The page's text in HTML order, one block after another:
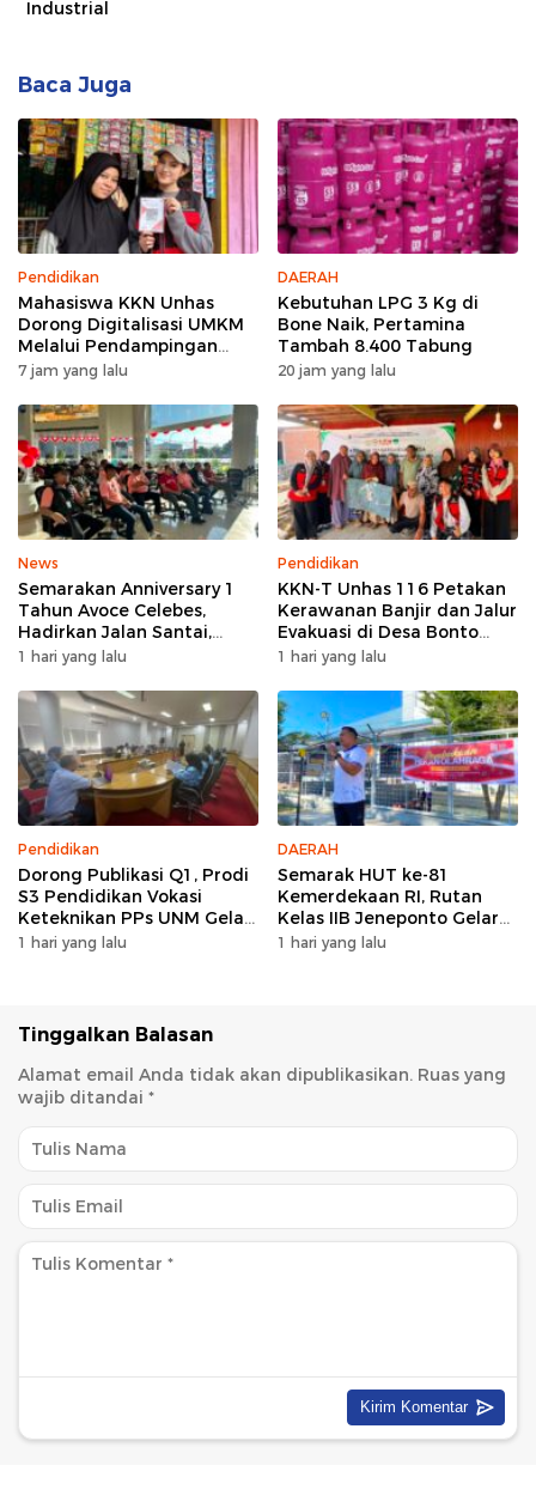
Industrial
Baca Juga
Pendidikan
Mahasiswa KKN Unhas
Dorong Digitalisasi UMKM
Melalui Pendampingan
Pembuatan QRIS di Desa
7 jam yang lalu
DAERAH
Kebutuhan LPG 3 Kg di
Bone Naik, Pertamina
Tambah 8.400 Tabung
20 jam yang lalu
News
Semarakan Anniversary 1
Tahun Avoce Celebes,
Hadirkan Jalan Santai,
Bakti Sosial, dan Hiburan
1 hari yang lalu
Pendidikan
KKN-T Unhas 116 Petakan
Kerawanan Banjir dan Jalur
Evakuasi di Desa Bonto
Tallasa
1 hari yang lalu
Pendidikan
Dorong Publikasi Q1, Prodi
S3 Pendidikan Vokasi
Keteknikan PPs UNM Gelar
Workshop Artikel Ilmiah
1 hari yang lalu
DAERAH
Semarak HUT ke-81
Kemerdekaan RI, Rutan
Kelas IIB Jeneponto Gelar
Upacara Pembukaan Pekan
1 hari yang lalu
Tinggalkan Balasan
Alamat email Anda tidak akan dipublikasikan. Ruas yang
wajib ditandai *